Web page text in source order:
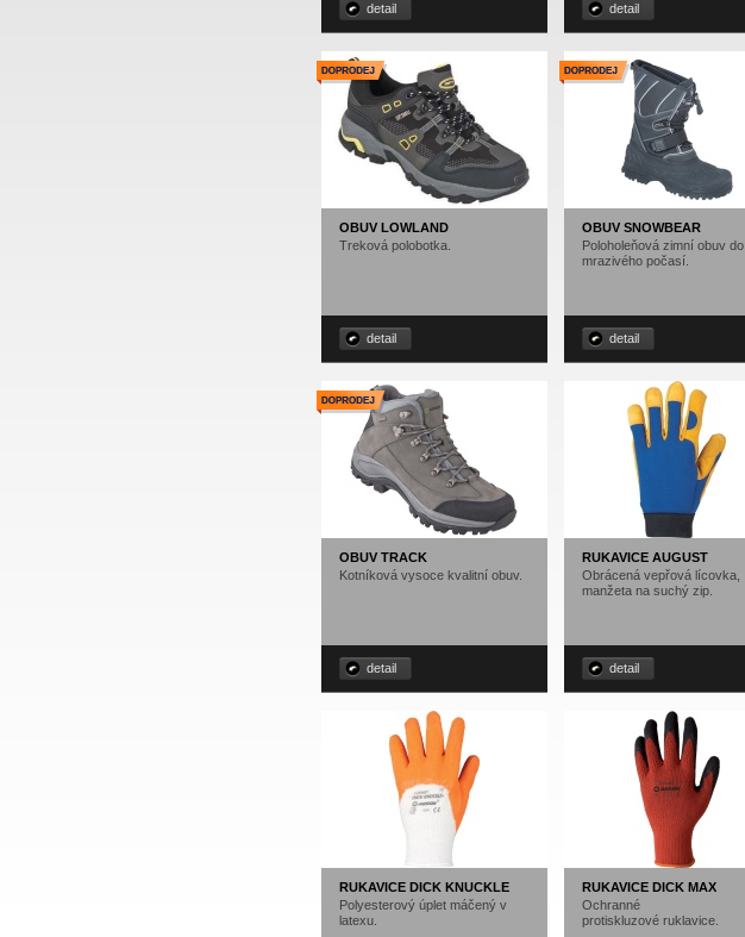
detail detail
OBUV LOWLAND
Treková polobotka.
detail
OBUV SNOWBEAR
Poloholeňová zimní obuv do
mrazivého počasí.
detail
OBUV TRACK
Kotníková vysoce kvalitní obuv.
detail
RUKAVICE AUGUST
Obrácená vepřová lícovka,
manžeta na suchý zip.
detail
RUKAVICE DICK KNUCKLE
Polyesterový úplet máčený v
latexu.
RUKAVICE DICK MAX
Ochranné
protiskluzové ruklavice.